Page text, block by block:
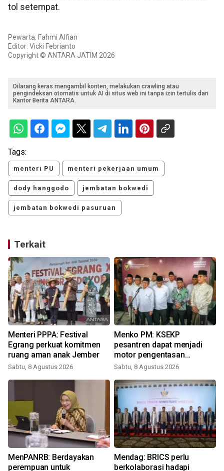
tol setempat.
Pewarta: Fahmi Alfian
Editor: Vicki Febrianto
Copyright © ANTARA JATIM 2026
Dilarang keras mengambil konten, melakukan crawling atau
pengindeksan otomatis untuk AI di situs web ini tanpa izin tertulis dari
Kantor Berita ANTARA.
Tags:
menteri PU menteri pekerjaan umum
dody hanggodo jembatan bokwedi
jembatan bokwedi pasuruan
Terkait
Menteri PPPA: Festival
Egrang perkuat komitmen
ruang aman anak Jember
Sabtu, 8 Agustus 2026
Menko PM: KSEKP
pesantren dapat menjadi
motor pengentasan
kemiskinan
Sabtu, 8 Agustus 2026
MenPANRB: Berdayakan
perempuan untuk
Mendag: BRICS perlu
berkolaborasi hadapi